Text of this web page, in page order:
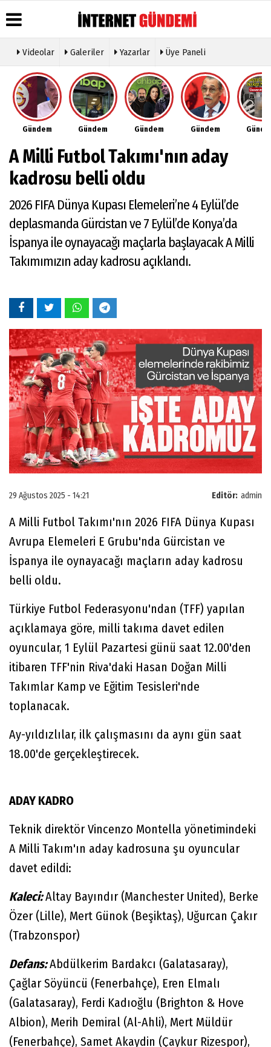
Üye Paneli
Haber
Arşivi
Gazete
Arşivi
Günün
Haberleri
Hava
Durumu
Gazete
Manşetleri
Anketler
Biyografiler
Köşe
Yazarları
Video
Galeri
Foto
Etkinlikler
Künye
İletişim
Çerez
Politikası
Videolar Galeriler Yazarlar Üye Paneli
Gündem Gündem Gündem Gündem
A Milli Futbol Takımı'nın aday
kadrosu belli oldu
2026 FIFA Dünya Kupası Elemeleri’ne 4 Eylül’de
deplasmanda Gürcistan ve 7 Eylül’de Konya’da
İspanya ile oynayacağı maçlarla başlayacak A Milli
Takımımızın aday kadrosu açıklandı.
Editör: admin
29 Ağustos 2025 - 14:21
A Milli Futbol Takımı'nın 2026 FIFA Dünya Kupası
Avrupa Elemeleri E Grubu'nda Gürcistan ve
İspanya ile oynayacağı maçların aday kadrosu
belli oldu.
Türkiye Futbol Federasyonu'ndan (TFF) yapılan
açıklamaya göre, milli takıma davet edilen
oyuncular, 1 Eylül Pazartesi günü saat 12.00'den
itibaren TFF'nin Riva'daki Hasan Doğan Milli
Takımlar Kamp ve Eğitim Tesisleri'nde
toplanacak.
Ay-yıldızlılar, ilk çalışmasını da aynı gün saat
18.00'de gerçekleştirecek.
ADAY KADRO
Teknik direktör Vincenzo Montella yönetimindeki
A Milli Takım'ın aday kadrosuna şu oyuncular
davet edildi:
Kaleci:Altay Bayındır (Manchester United), Berke
Özer (Lille), Mert Günok (Beşiktaş), Uğurcan Çakır
(Trabzonspor)
Defans:Abdülkerim Bardakcı (Galatasaray),
Çağlar Söyüncü (Fenerbahçe), Eren Elmalı
(Galatasaray), Ferdi Kadıoğlu (Brighton & Hove
Albion), Merih Demiral (Al-Ahli), Mert Müldür
(Fenerbahçe), Samet Akaydin (Çaykur Rizespor),